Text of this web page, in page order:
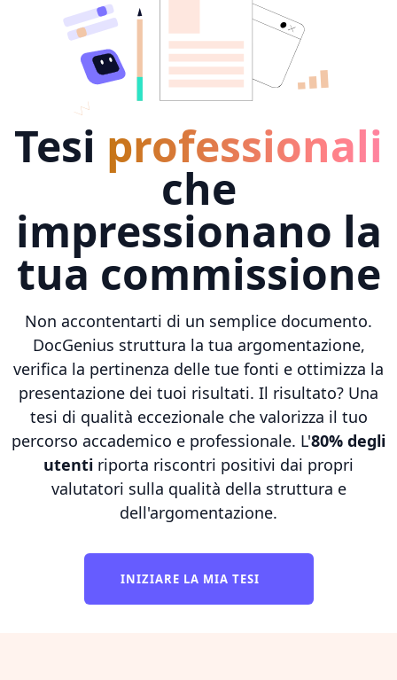
Tesi professionali
che
impressionano la
tua commissione
Non accontentarti di un semplice documento.
DocGenius struttura la tua argomentazione,
verifica la pertinenza delle tue fonti e ottimizza la
presentazione dei tuoi risultati. Il risultato? Una
tesi di qualità eccezionale che valorizza il tuo
percorso accademico e professionale. L'80% degli
utenti riporta riscontri positivi dai propri
valutatori sulla qualità della struttura e
dell'argomentazione.
INIZIARE LA MIA TESI